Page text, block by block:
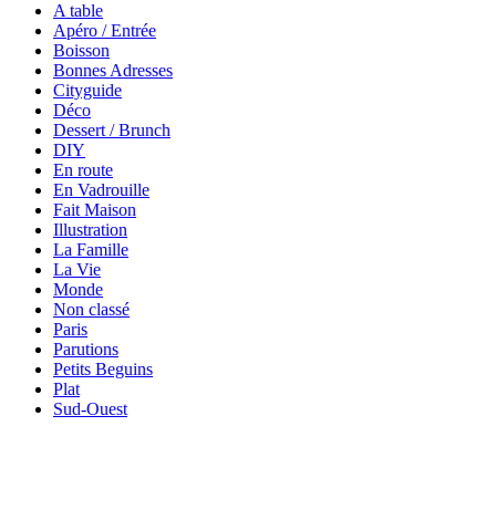
A table
Apéro / Entrée
Boisson
Bonnes Adresses
Cityguide
Déco
Dessert / Brunch
DIY
En route
En Vadrouille
Fait Maison
Illustration
La Famille
La Vie
Monde
Non classé
Paris
Parutions
Petits Beguins
Plat
Sud-Ouest